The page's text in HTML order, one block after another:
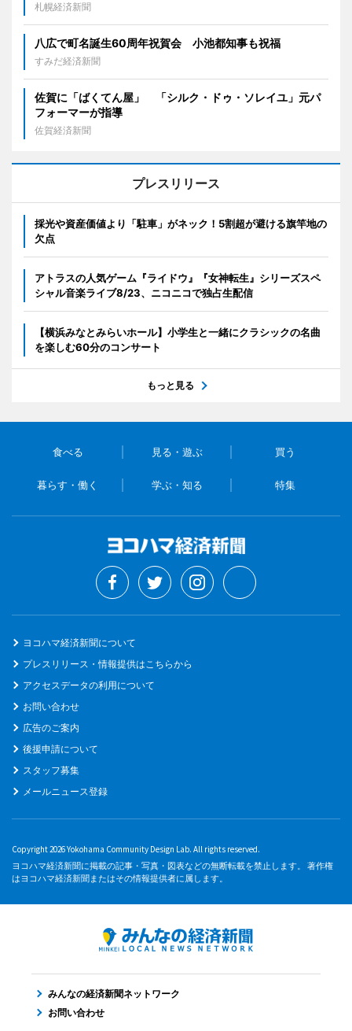
札幌経済新聞
八広で町名誕生60周年祝賀会 小池都知事も祝福
すみだ経済新聞
佐賀に「ばくてん屋」 「シルク・ドゥ・ソレイユ」元パ
フォーマーが指導
佐賀経済新聞
プレスリリース
採光や資産価値より「駐車」がネック！5割超が避ける旗竿地の
欠点
アトラスの人気ゲーム『ライドウ』『女神転生』シリーズスペ
シャル音楽ライブ8/23、ニコニコで独占生配信
【横浜みなとみらいホール】小学生と一緒にクラシックの名曲
を楽しむ60分のコンサート
もっと見る
食べる 見る・遊ぶ 買う
暮らす・働く 学ぶ・知る 特集
ヨコハマ経済新聞について
プレスリリース・情報提供はこちらから
アクセスデータの利用について
お問い合わせ
広告のご案内
後援申請について
スタッフ募集
メールニュース登録
Copyright 2026 Yokohama Community Design Lab. All rights reserved.
ヨコハマ経済新聞に掲載の記事・写真・図表などの無断転載を禁止します。 著作権
はヨコハマ経済新聞またはその情報提供者に属します。
みんなの経済新聞ネットワーク
お問い合わせ